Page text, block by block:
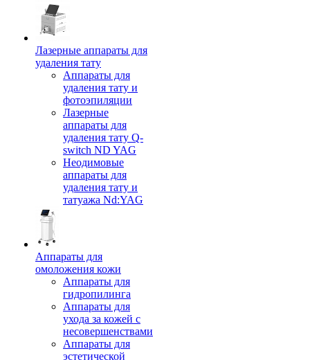
Лазерные аппараты для
удаления тату
Аппараты для
удаления тату и
фотоэпиляции
Лазерные
аппараты для
удаления тату Q-
switch ND YAG
Неодимовые
аппараты для
удаления тату и
татуажа Nd:YAG
Аппараты для
омоложения кожи
Аппараты для
гидропилинга
Аппараты для
ухода за кожей с
несовершенствами
Аппараты для
эстетической